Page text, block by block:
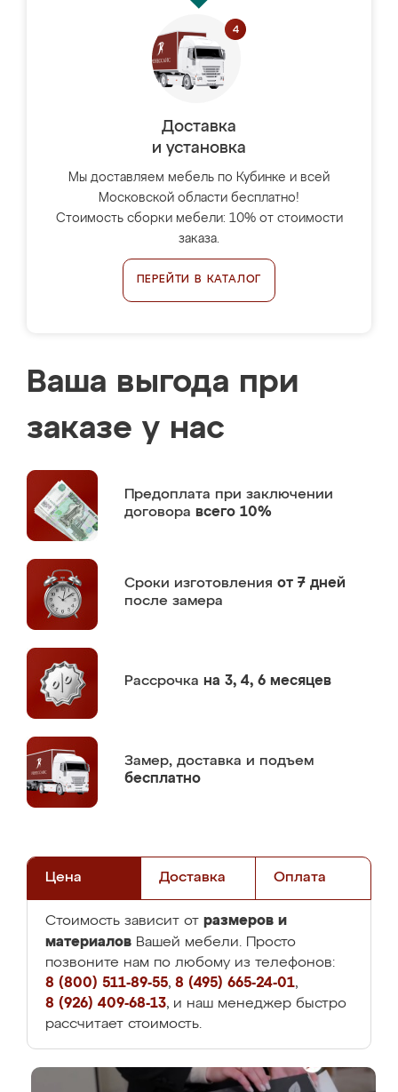
Доставка
и установка
Мы доставляем мебель по Кубинке и всей
Московской области бесплатно!
Стоимость сборки мебели: 10% от стоимости
заказа.
ПЕРЕЙТИ В КАТАЛОГ
Ваша выгода при
заказе у нас
Предоплата при заключении
договора всего 10%
Сроки изготовления от 7 дней
после замера
Рассрочка на 3, 4, 6 месяцев
Замер, доставка и подъем
бесплатно
Цена Доставка Оплата
Стоимость зависит от размеров и
материалов Вашей мебели. Просто
позвоните нам по любому из телефонов:
8 (800) 511-89-55, 8 (495) 665-24-01,
8 (926) 409-68-13, и наш менеджер быстро
рассчитает стоимость.